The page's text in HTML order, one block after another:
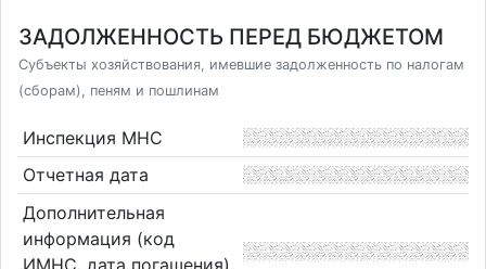
ЗАДОЛЖЕННОСТЬ ПЕРЕД БЮДЖЕТОМ
Субъекты хозяйствования, имевшие задолженность по налогам
(сборам), пеням и пошлинам
Инспекция МНС
Отчетная дата
Дополнительная
информация (код
ИМНС, дата погашения),